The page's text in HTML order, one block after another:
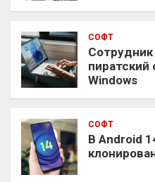
СОФТ
Windows
СОФТ
В Android